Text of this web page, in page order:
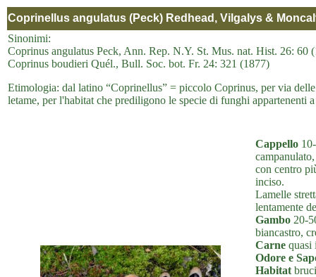
Coprinellus angulatus (Peck) Redhead, Vilgalys &
Sinonimi:
Coprinus angulatus Peck, Ann. Rep. N.Y. St. Mus. nat. Hist. 26: 60
Coprinus boudieri Quél., Bull. Soc. bot. Fr. 24: 321 (1877)
Etimologia: dal latino “Coprinellus” = piccolo Coprinus, per via
letame, per l'habitat che prediligono le specie di funghi appartenenti
Cappello
con centro
inciso.
Lamelle
lentamente
Gambo 20-
biancastro,
Carne quasi
Odore e
Habitat